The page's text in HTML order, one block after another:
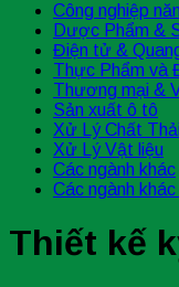
Công nghiệp
Dược Phẩm &
Điện tử &
Thực Phẩm và
Thương mại &
Sản xuất ô tô
Xử Lý Chất
Xử Lý Vật liệu
Các ngành khác
Các ngành khác
Thiết kế